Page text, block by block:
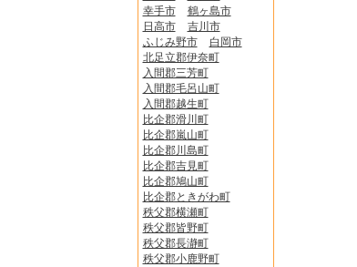
幸手市
鶴ヶ島市
日高市
吉川市
ふじみ野市
白岡市
北足立郡伊奈町
入間郡三芳町
入間郡毛呂山町
入間郡越生町
比企郡滑川町
比企郡嵐山町
比企郡川島町
比企郡吉見町
比企郡鳩山町
比企郡ときがわ町
秩父郡横瀬町
秩父郡皆野町
秩父郡長瀞町
秩父郡小鹿野町